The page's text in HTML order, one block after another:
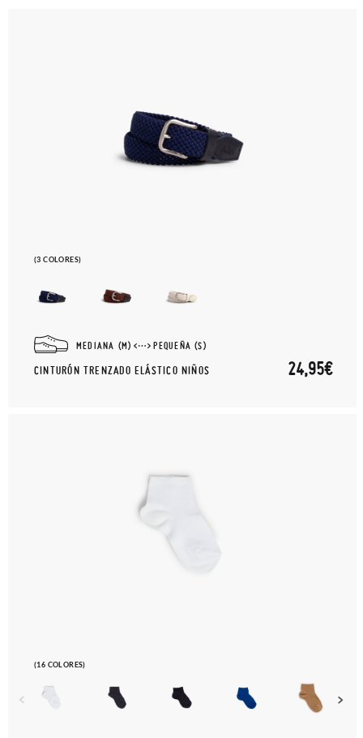
(3 COLORES)
MEDIANA (M) PEQUEÑA (S)
CINTURÓN TRENZADO ELÁSTICO NIÑOS 24,95€
(16 COLORES)